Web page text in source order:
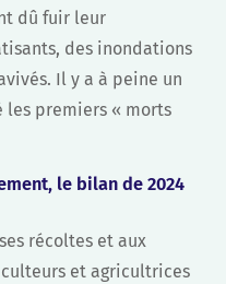
dû fuir leur
des inondations
Il y a à peine un
les premiers « morts
le bilan de 2024
récoltes et aux
et agricultrices